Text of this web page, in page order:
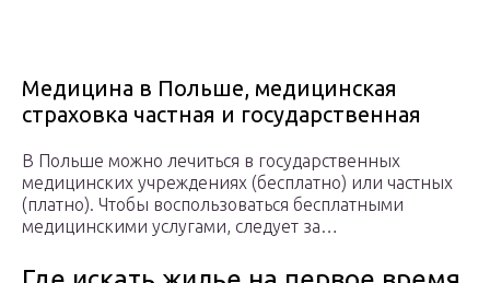
Медицина в Польше, медицинская
страховка частная и государственная
В Польше можно лечиться в государственных
медицинских учреждениях (бесплатно) или частных
(платно). Чтобы воспользоваться бесплатными
медицинскими услугами, следует за…